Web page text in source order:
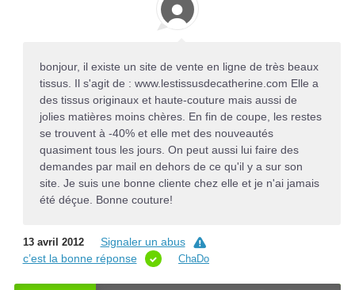
bonjour, il existe un site de vente en ligne de très beaux
tissus. Il s'agit de : www.lestissusdecatherine.com Elle a
des tissus originaux et haute-couture mais aussi de
jolies matières moins chères. En fin de coupe, les restes
se trouvent à -40% et elle met des nouveautés
quasiment tous les jours. On peut aussi lui faire des
demandes par mail en dehors de ce qu'il y a sur son
site. Je suis une bonne cliente chez elle et je n'ai jamais
été déçue. Bonne couture!
13 avril 2012
Signaler un abus
c’est la bonne réponse
ChaDo